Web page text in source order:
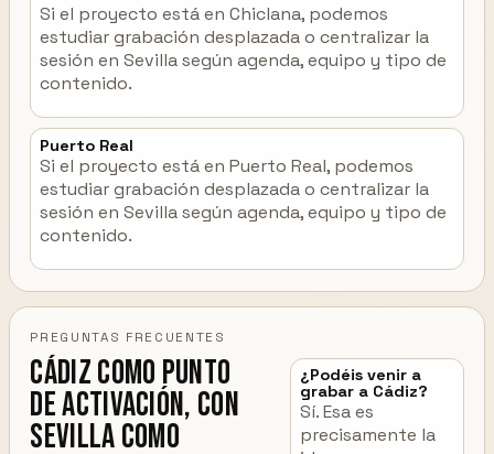
Si el proyecto está en Chiclana, podemos
estudiar grabación desplazada o centralizar la
sesión en Sevilla según agenda, equipo y tipo de
contenido.
Puerto Real
Si el proyecto está en Puerto Real, podemos
estudiar grabación desplazada o centralizar la
sesión en Sevilla según agenda, equipo y tipo de
contenido.
PREGUNTAS FRECUENTES
Cádiz como punto
de activación, con
Sevilla como
¿Podéis venir a
grabar a Cádiz?
Sí. Esa es
precisamente la